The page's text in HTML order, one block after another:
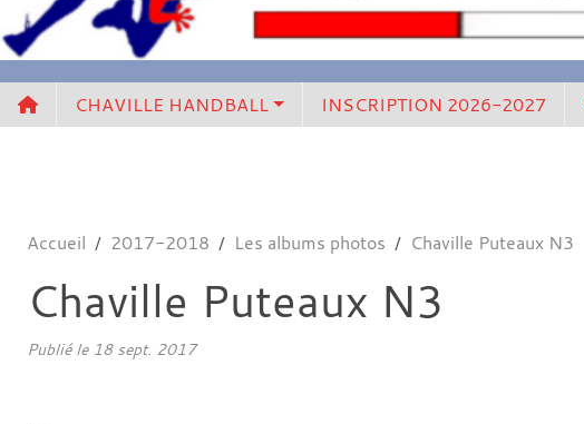
CHAVILLE HANDBALL INSCRIPTION 2026-2027
Accueil 2017-2018 Les albums photos Chaville Puteaux N3
Chaville Puteaux N3
Publié le 18 sept. 2017